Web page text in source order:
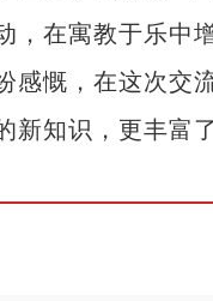
，在寓教于乐中
慨，在这次交
新知识，更丰富